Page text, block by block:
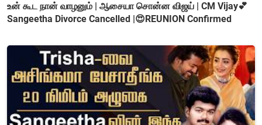
உன் கூட நான் வாழனும் | ஆசையா சொன்ன விஜய் | CM Vijay💕
Sangeetha Divorce Cancelled |😍REUNION Confirmed